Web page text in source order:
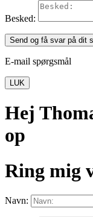
Besked:
Send og få svar på dit
E-mail spørgsmål
LUK
Hej
op
Ring mig
Navn: